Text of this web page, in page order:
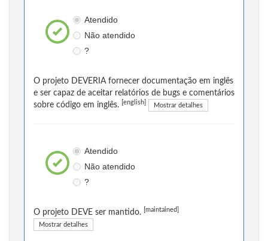
Atendido
Não atendido
?
O projeto DEVERIA fornecer documentação em inglês
e ser capaz de aceitar relatórios de bugs e comentários
sobre código em inglês.
[english] Mostrar detalhes
Atendido
Não atendido
?
O projeto DEVE ser mantido. [maintained]
Mostrar detalhes